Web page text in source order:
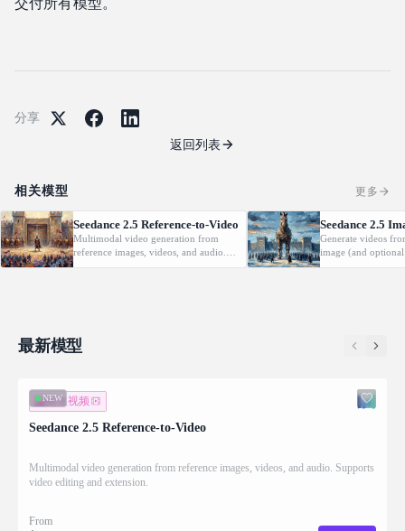
交付所有模型。
分享
返回列表
相关模型 更多
Seedance 2.5 Reference-to-Video
Multimodal video generation from
reference images, videos, and audio.
Supports video editing and extension.
Seedance 2.5
Generate videos
image (and
with native audio.
最新模型
NEW
图生视频
Seedance 2.5 Reference-to-Video
Multimodal video generation from reference images, videos, and audio. Supports
video editing and extension.
From